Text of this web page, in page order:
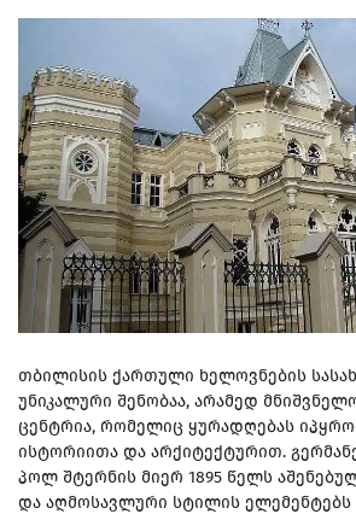
თბილისის ქართული ხელოვნების
უნიკალური შენობაა, არამედ
ცენტრია, რომელიც ყურადღებას
ისტორიითა და არქიტექტურით.
პოლ შტერნის მიერ 1895 წელს
და აღმოსავლური სტილის ელემენტებს